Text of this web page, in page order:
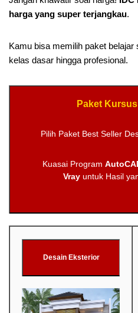
harga yang super terjangkau.
Kamu bisa memilih paket
kelas dasar hingga profesional.
Paket
Pilih Paket Best Seller
Kuasai Program
Vrayuntuk Hasil
Desain Eksterior